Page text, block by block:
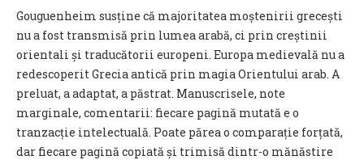
Gouguenheim susține că majoritatea moștenirii grecești
nu a fost transmisă prin lumea arabă, ci prin creștinii
orientali și traducătorii europeni. Europa medievală nu a
redescoperit Grecia antică prin magia Orientului arab. A
preluat, a adaptat, a păstrat. Manuscrisele, note
marginale, comentarii: fiecare pagină mutată e o
tranzacție intelectuală. Poate părea o comparație forțată,
dar fiecare pagină copiată și trimisă dintr-o mănăstire